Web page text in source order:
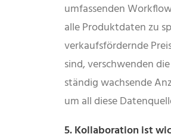
umfassenden
alle Produktdaten zu
verkaufsfördernde
sind, verschwenden
ständig wachsende
um all diese
5. Kollaboration ist